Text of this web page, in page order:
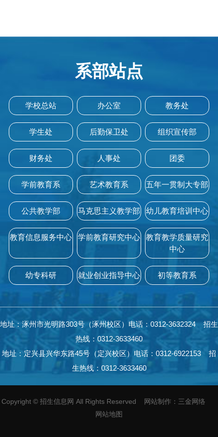
系部站点
学校总站 办公室 教务处
学生处 后勤保卫处 组织宣传部
财务处 人事处 团委
学前教育系 艺术教育系 五年一贯制大专部
公共教学部 马克思主义教学部 幼儿教育培训中心
教育信息服务中心 学前教育研究中心
教育教学质量研究
中心
幼专科研 就业创业指导中心 初等教育系
地址：涿州市光明路303号（涿州校区）电话：0312-3632324 招生
热线：0312-3633460
地址：定兴县兴华东路45号（定兴校区）电话：0312-6922153 招
生热线：0312-3633460
Copyright ©招生信息网 All Rights Reserved 网站制作： 三金网络
网站地图